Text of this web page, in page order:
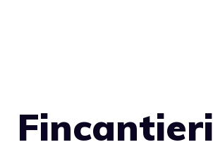
Fincantieri